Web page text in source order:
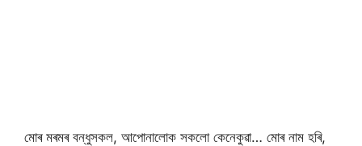
মোৰ মৰমৰ বন্ধুসকল, আপোনালোক সকলো কেনেকুৱা… মোৰ নাম হৰি,